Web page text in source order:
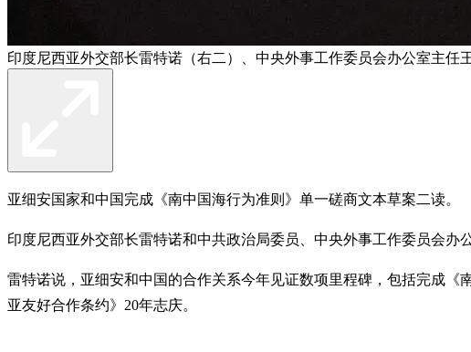
印度尼西亚外交部长雷特诺（右二）、中央外事工作委员会办公室主
亚细安国家和中国完成《南中国海行为准则》单一磋商文本草案二读。
印度尼西亚外交部长雷特诺和中共政治局委员、中央外事工作委员会
雷特诺说，亚细安和中国的合作关系今年见证数项里程碑，包括完成
亚友好合作条约》20年志庆。